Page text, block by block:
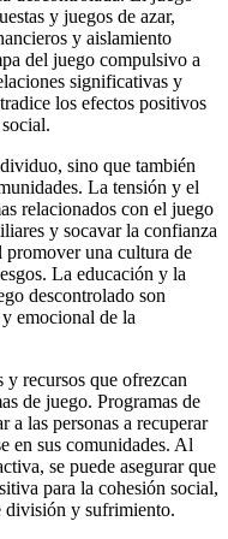
y juegos de azar,
y aislamiento
del juego compulsivo a
significativas y
los efectos positivos
sino que también
La tensión y el
relacionados con el juego
y socavar la confianza
promover una cultura de
La educación y la
descontrolado son
emocional de la
recursos que ofrezcan
de juego. Programas de
a las personas a recuperar
en sus comunidades. Al
se puede asegurar que
para la cohesión social,
división y sufrimiento.